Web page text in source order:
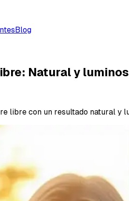
Blog
Natural y
libre con un resultado natural y